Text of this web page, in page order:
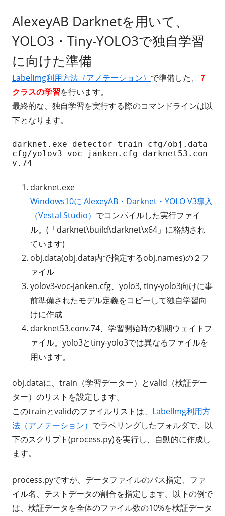
AlexeyAB Darknetを用いて、
YOLO3・Tiny-YOLO3で独自学習
に向けた準備
LabelImg利用方法（アノテーション） で準備した、
７
クラスの学習を行います。
最終的な、独自学習を実行する際のコマンドラインは以
下となります。
darknet.exe detector train cfg/obj.data
cfg/yolov3-voc-janken.cfg darknet53.con
v.74
darknet.exe
Windows10に AlexeyAB・Darknet・YOLO V3導入
（Vestal Studio） でコンパイルした実行ファイ
ル。(「darknet\build\darknet\x64」に格納され
ています)
obj.data(obj.data内で指定するobj.names)の２フ
ァイル
yolov3-voc-janken.cfg、yolo3, tiny-yolo3向けに事
前準備されたモデル定義をコピーして独自学習向
けに作成
darknet53.conv.74、学習開始時の初期ウェイトフ
ァイル。yolo3とtiny-yolo3では異なるファイルを
用います。
obj.dataに、train（学習データー）とvalid（検証デー
ター）のリストを設定します。
このtrainとvalidのファイルリストは、 LabelImg利用方
法（アノテーション） でラベリングしたフォルダで、以
下のスクリプト(process.py)を実行し、自動的に作成し
ます。
process.pyですが、データファイルのパス指定、ファ
イル名、テストデータの割合を指定します。以下の例で
は、検証データを全体のファイル数の10%を検証データ